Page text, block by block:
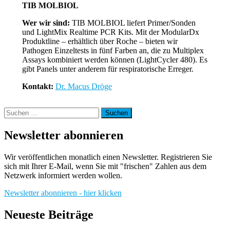
TIB MOLBIOL
Wer wir sind: TIB MOLBIOL liefert Primer/Sonden
und LightMix Realtime PCR Kits. Mit der ModularDx
Produktline – erhältlich über Roche – bieten wir
Pathogen Einzeltests in fünf Farben an, die zu Multiplex
Assays kombiniert werden können (LightCycler 480). Es
gibt Panels unter anderem für respiratorische Erreger.
Kontakt: Dr. Macus Dröge
Suchen
nach:
Newsletter abonnieren
Wir veröffentlichen monatlich einen Newsletter. Registrieren Sie
sich mit Ihrer E-Mail, wenn Sie mit "frischen" Zahlen aus dem
Netzwerk informiert werden wollen.
Newsletter abonnieren - hier klicken
Neueste Beiträge